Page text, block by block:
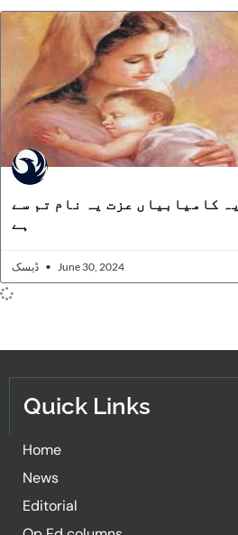
یہ کامیابیاں عزت یہ نام تم سے
ہے
June 30, 2024
Quick Links
Home
News
Editorial